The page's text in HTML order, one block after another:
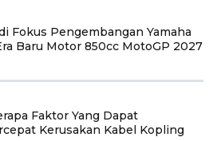
Fokus Pengembangan Yamaha
Baru Motor 850cc MotoGP 2027
Faktor Yang Dapat
Kerusakan Kabel Kopling